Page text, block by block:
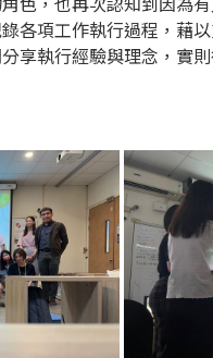
色，也再次認知到因為
各項工作執行過程，藉
享執行經驗與理念，實